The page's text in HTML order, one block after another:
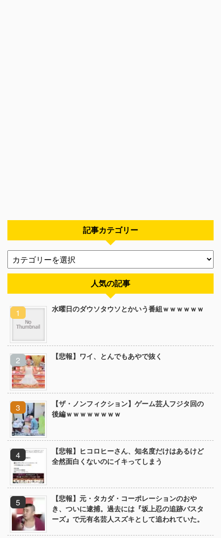
記事カテゴリー
人気の記事
水曜日のダウソタウソとかいう番組ｗｗｗｗｗｗ
【悲報】ワイ、とんでもあやで抜く
【ザ・ノンフィクション】ゲーム芸人フジタ回の
後編ｗｗｗｗｗｗｗｗ
【悲報】ヒコロヒーさん、知名度だけはあるけど
全然面白くないのにイキってしまう
【悲報】元・タカダ・コーポレーションのおや
き、ついに逮捕。過去には『坂上忍の追跡バスタ
ーズ』で元有名芸人スズキとして追われていた。